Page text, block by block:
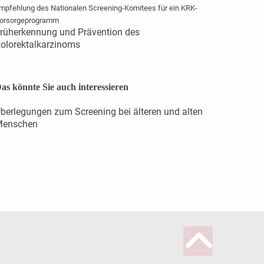
des Nationalen Screening-Komitees für ein KRK-
und Prävention des
könnte Sie auch interessieren
zum Screening bei älteren und alten